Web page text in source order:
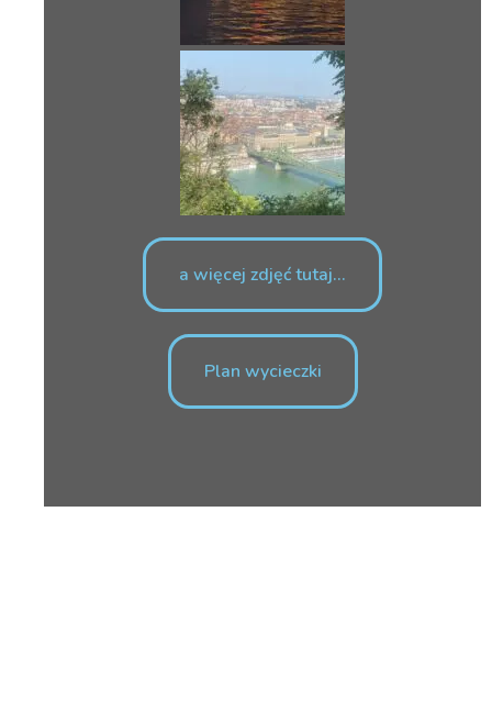
a więcej zdjęć tutaj...
Plan wycieczki